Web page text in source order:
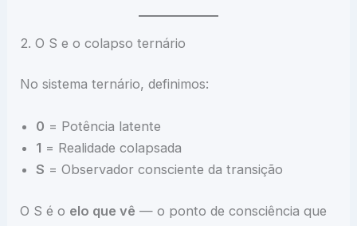
2. O S e o colapso ternário
No sistema ternário, definimos:
0 = Potência latente
1 = Realidade colapsada
S = Observador consciente da transição
O S é o elo que vê — o ponto de consciência que